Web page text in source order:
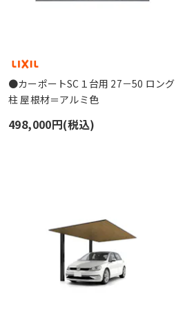
●カーポートSC１台用 27－50 ロング
柱 屋根材＝アルミ色
498,000円(税込)